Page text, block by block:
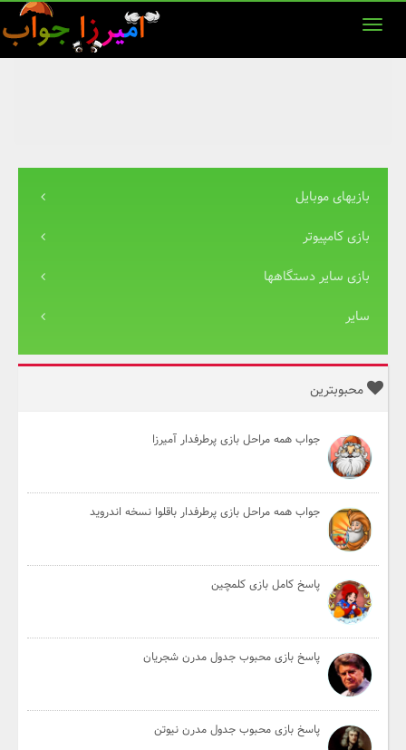
بازیهای موبایل
بازی کامپیوتر
بازی سایر دستگاهها
سایر
محبوبترین
جواب همه مراحل بازی پرطرفدار آمیرزا
جواب همه مراحل بازی پرطرفدار باقلوا نسخه اندروید
پاسخ کامل بازی کلمچین
پاسخ بازی محبوب جدول مدرن شجریان
پاسخ بازی محبوب جدول مدرن نیوتن